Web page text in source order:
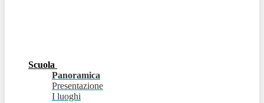
Scuola
Panoramica
Presentazione
I luoghi